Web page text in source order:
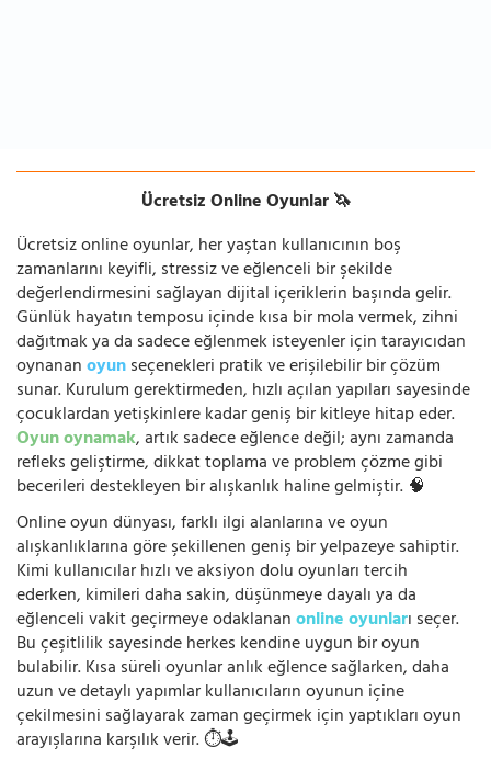
Ücretsiz Online Oyunlar 🦄
Ücretsiz online oyunlar, her yaştan kullanıcının boş
zamanlarını keyifli, stressiz ve eğlenceli bir şekilde
değerlendirmesini sağlayan dijital içeriklerin başında gelir.
Günlük hayatın temposu içinde kısa bir mola vermek, zihni
dağıtmak ya da sadece eğlenmek isteyenler için tarayıcıdan
oynananoyunseçenekleri pratik ve erişilebilir bir çözüm
sunar. Kurulum gerektirmeden, hızlı açılan yapıları sayesinde
çocuklardan yetişkinlere kadar geniş bir kitleye hitap eder.
Oyun oynamak, artık sadece eğlence değil; aynı zamanda
refleks geliştirme, dikkat toplama ve problem çözme gibi
becerileri destekleyen bir alışkanlık haline gelmiştir. 🧠
Online oyun dünyası, farklı ilgi alanlarına ve oyun
alışkanlıklarına göre şekillenen geniş bir yelpazeye sahiptir.
Kimi kullanıcılar hızlı ve aksiyon dolu oyunları tercih
ederken, kimileri daha sakin, düşünmeye dayalı ya da
eğlenceli vakit geçirmeye odaklananonline oyunları seçer.
Bu çeşitlilik sayesinde herkes kendine uygun bir oyun
bulabilir. Kısa süreli oyunlar anlık eğlence sağlarken, daha
uzun ve detaylı yapımlar kullanıcıların oyunun içine
çekilmesini sağlayarak zaman geçirmek için yaptıkları oyun
arayışlarına karşılık verir. ⏱️🕹️